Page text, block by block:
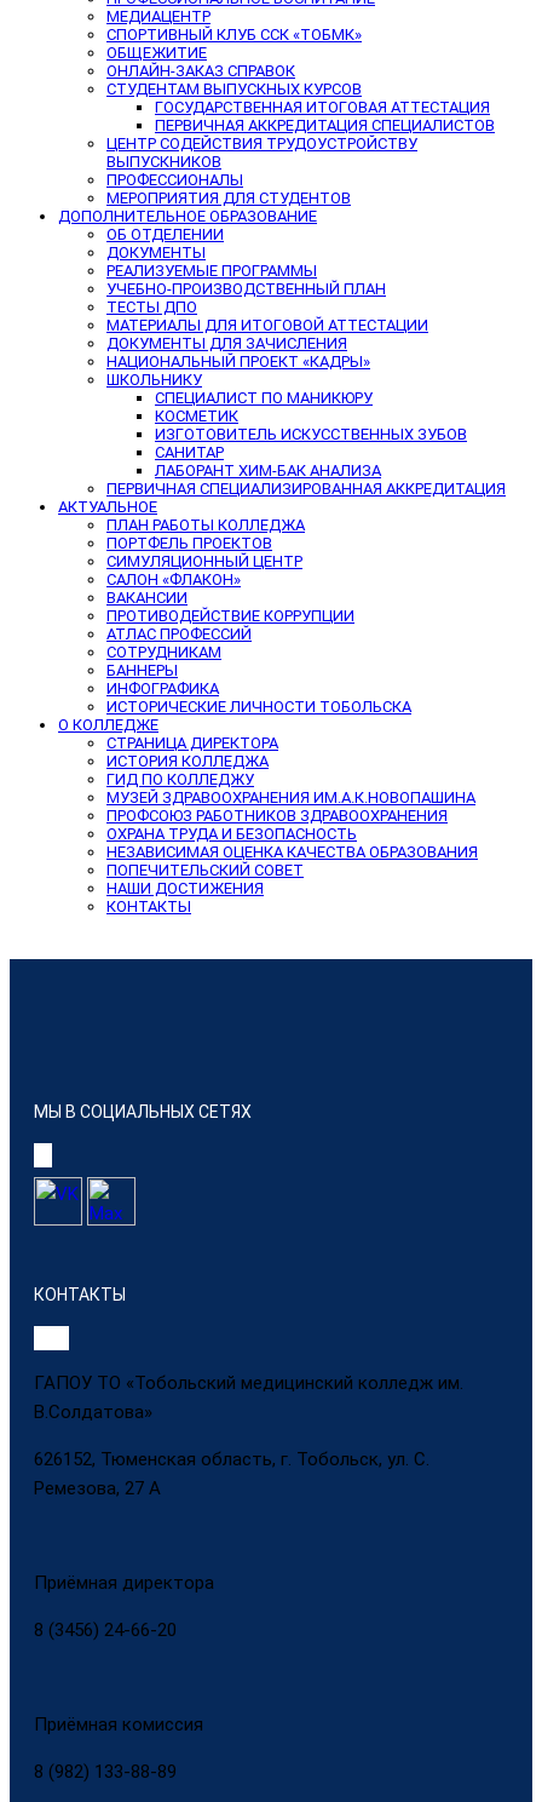
МЕДИАЦЕНТР
СПОРТИВНЫЙ КЛУБ ССК «ТОБМК»
ОБЩЕЖИТИЕ
ОНЛАЙН-ЗАКАЗ СПРАВОК
СТУДЕНТАМ ВЫПУСКНЫХ КУРСОВ
ГОСУДАРСТВЕННАЯ ИТОГОВАЯ АТТЕСТАЦИЯ
ПЕРВИЧНАЯ АККРЕДИТАЦИЯ СПЕЦИАЛИСТОВ
ЦЕНТР СОДЕЙСТВИЯ ТРУДОУСТРОЙСТВУ
ВЫПУСКНИКОВ
ПРОФЕССИОНАЛЫ
МЕРОПРИЯТИЯ ДЛЯ СТУДЕНТОВ
ДОПОЛНИТЕЛЬНОЕ ОБРАЗОВАНИЕ
ОБ ОТДЕЛЕНИИ
ДОКУМЕНТЫ
РЕАЛИЗУЕМЫЕ ПРОГРАММЫ
УЧЕБНО-ПРОИЗВОДСТВЕННЫЙ ПЛАН
ТЕСТЫ ДПО
МАТЕРИАЛЫ ДЛЯ ИТОГОВОЙ АТТЕСТАЦИИ
ДОКУМЕНТЫ ДЛЯ ЗАЧИСЛЕНИЯ
НАЦИОНАЛЬНЫЙ ПРОЕКТ «КАДРЫ»
ШКОЛЬНИКУ
СПЕЦИАЛИСТ ПО МАНИКЮРУ
КОСМЕТИК
ИЗГОТОВИТЕЛЬ ИСКУССТВЕННЫХ ЗУБОВ
САНИТАР
ЛАБОРАНТ ХИМ-БАК АНАЛИЗА
ПЕРВИЧНАЯ СПЕЦИАЛИЗИРОВАННАЯ АККРЕДИТАЦИЯ
АКТУАЛЬНОЕ
ПЛАН РАБОТЫ КОЛЛЕДЖА
ПОРТФЕЛЬ ПРОЕКТОВ
СИМУЛЯЦИОННЫЙ ЦЕНТР
САЛОН «ФЛАКОН»
ВАКАНСИИ
ПРОТИВОДЕЙСТВИЕ КОРРУПЦИИ
АТЛАС ПРОФЕССИЙ
СОТРУДНИКАМ
БАННЕРЫ
ИНФОГРАФИКА
ИСТОРИЧЕСКИЕ ЛИЧНОСТИ ТОБОЛЬСКА
О КОЛЛЕДЖЕ
СТРАНИЦА ДИРЕКТОРА
ИСТОРИЯ КОЛЛЕДЖА
ГИД ПО КОЛЛЕДЖУ
МУЗЕЙ ЗДРАВООХРАНЕНИЯ ИМ.А.К.НОВОПАШИНА
ПРОФСОЮЗ РАБОТНИКОВ ЗДРАВООХРАНЕНИЯ
ОХРАНА ТРУДА И БЕЗОПАСНОСТЬ
НЕЗАВИСИМАЯ ОЦЕНКА КАЧЕСТВА ОБРАЗОВАНИЯ
ПОПЕЧИТЕЛЬСКИЙ СОВЕТ
НАШИ ДОСТИЖЕНИЯ
КОНТАКТЫ
МЫ В СОЦИАЛЬНЫХ СЕТЯХ
КОНТАКТЫ
ГАПОУ ТО «Тобольский медицинский колледж им.
В.Солдатова»
626152, Тюменская область, г. Тобольск, ул. С.
Ремезова, 27 А
Приёмная директора
8 (3456) 24-66-20
Приёмная комиссия
8 (982) 133-88-89